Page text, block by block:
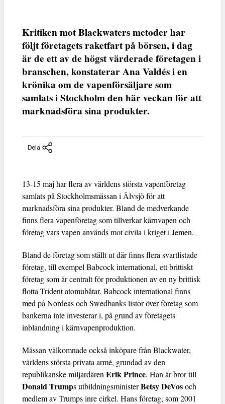
Kritiken mot Blackwaters metoder har
följt företagets raketfart på börsen, i dag
är de ett av de högst värderade företagen i
branschen, konstaterar Ana Valdés i en
krönika om de vapenförsäljare som
samlats i Stockholm den här veckan för att
marknadsföra sina produkter.
Dela
13-15 maj har flera av världens största vapenföretag
samlats på Stockholmsmässan i Älvsjö för att
marknadsföra sina produkter. Bland de medverkande
finns flera vapenföretag som tillverkar kärnvapen och
företag vars vapen används mot civila i kriget i Jemen.
Bland de företag som ställt ut där finns flera svartlistade
företag, till exempel Babcock international, ett brittiskt
företag som är centralt för produktionen av en ny brittisk
flotta Trident atomubåtar. Babcock international finns
med på Nordeas och Swedbanks listor över företag som
bankerna inte investerar i, på grund av företagets
inblandning i kärnvapenproduktion.
Mässan välkomnade också inköpare från Blackwater,
världens största privata armé, grundad av den
republikanske miljardären Erik Prince. Han är bror till
Donald Trumps utbildningsministerBetsy DeVosoch
medlem av Trumps inre cirkel. Hans företag, som 2001